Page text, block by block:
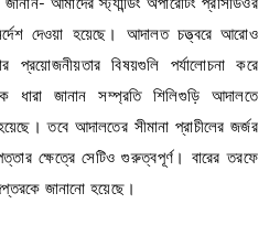
দেওয়া হয়েছে। আদালত চত্ত্বরে আরোও
প্রয়োজনীয়তার বিষয়গুলি পর্যালোচনা করে
ধারা জানান সম্প্রতি শিলিগুড়ি আদালতে
তবে আদালতের সীমানা প্রাচীলের জর্জর
ক্ষেত্রে সেটিও গুরুত্বপূর্ণ। বারের তরফে
জানানো হয়েছে।